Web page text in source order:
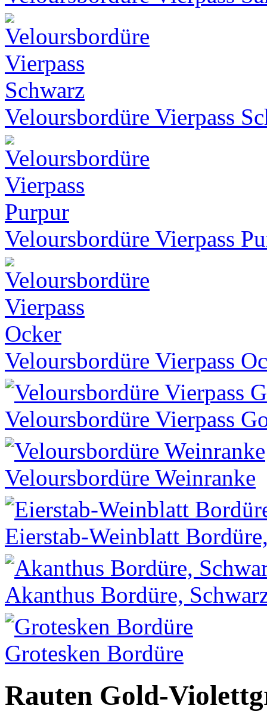
Veloursbordüre Vierpass
Veloursbordüre Vierpass
Veloursbordüre Vierpass
Veloursbordüre Vierpass
Veloursbordüre Weinranke
Eierstab-Weinblatt
Akanthus Bordüre,
Grotesken Bordüre
Rauten Gold-